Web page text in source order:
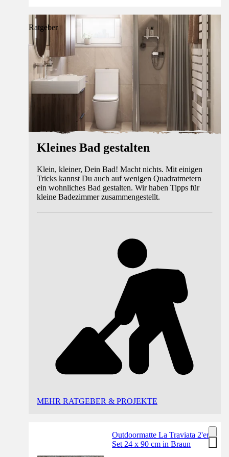
Ratgeber
Kleines Bad gestalten
Klein, kleiner, Dein Bad! Macht nichts. Mit einigen
Tricks kannst Du auch auf wenigen Quadratmetern
ein wohnliches Bad gestalten. Wir haben Tipps für
kleine Badezimmer zusammengestellt.
MEHR RATGEBER & PROJEKTE
Outdoormatte La Traviata 2'er
Set 24 x 90 cm in Braun